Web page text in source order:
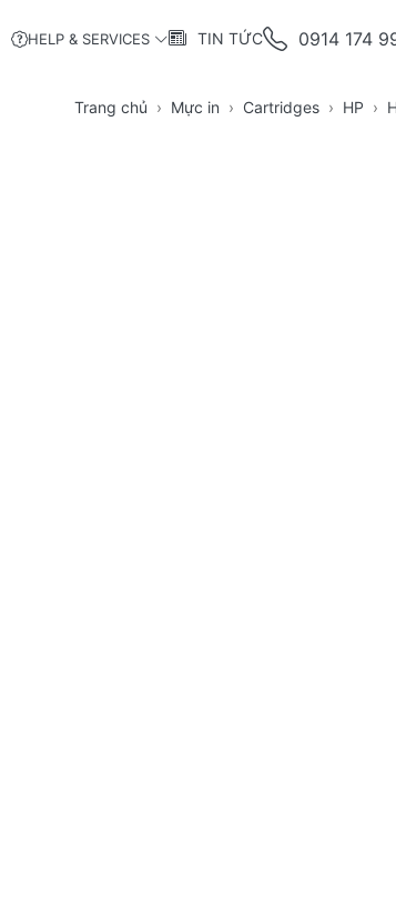
HELP & SERVICES TIN TỨC 0914 174
Trang chủ Mực in Cartridges HP